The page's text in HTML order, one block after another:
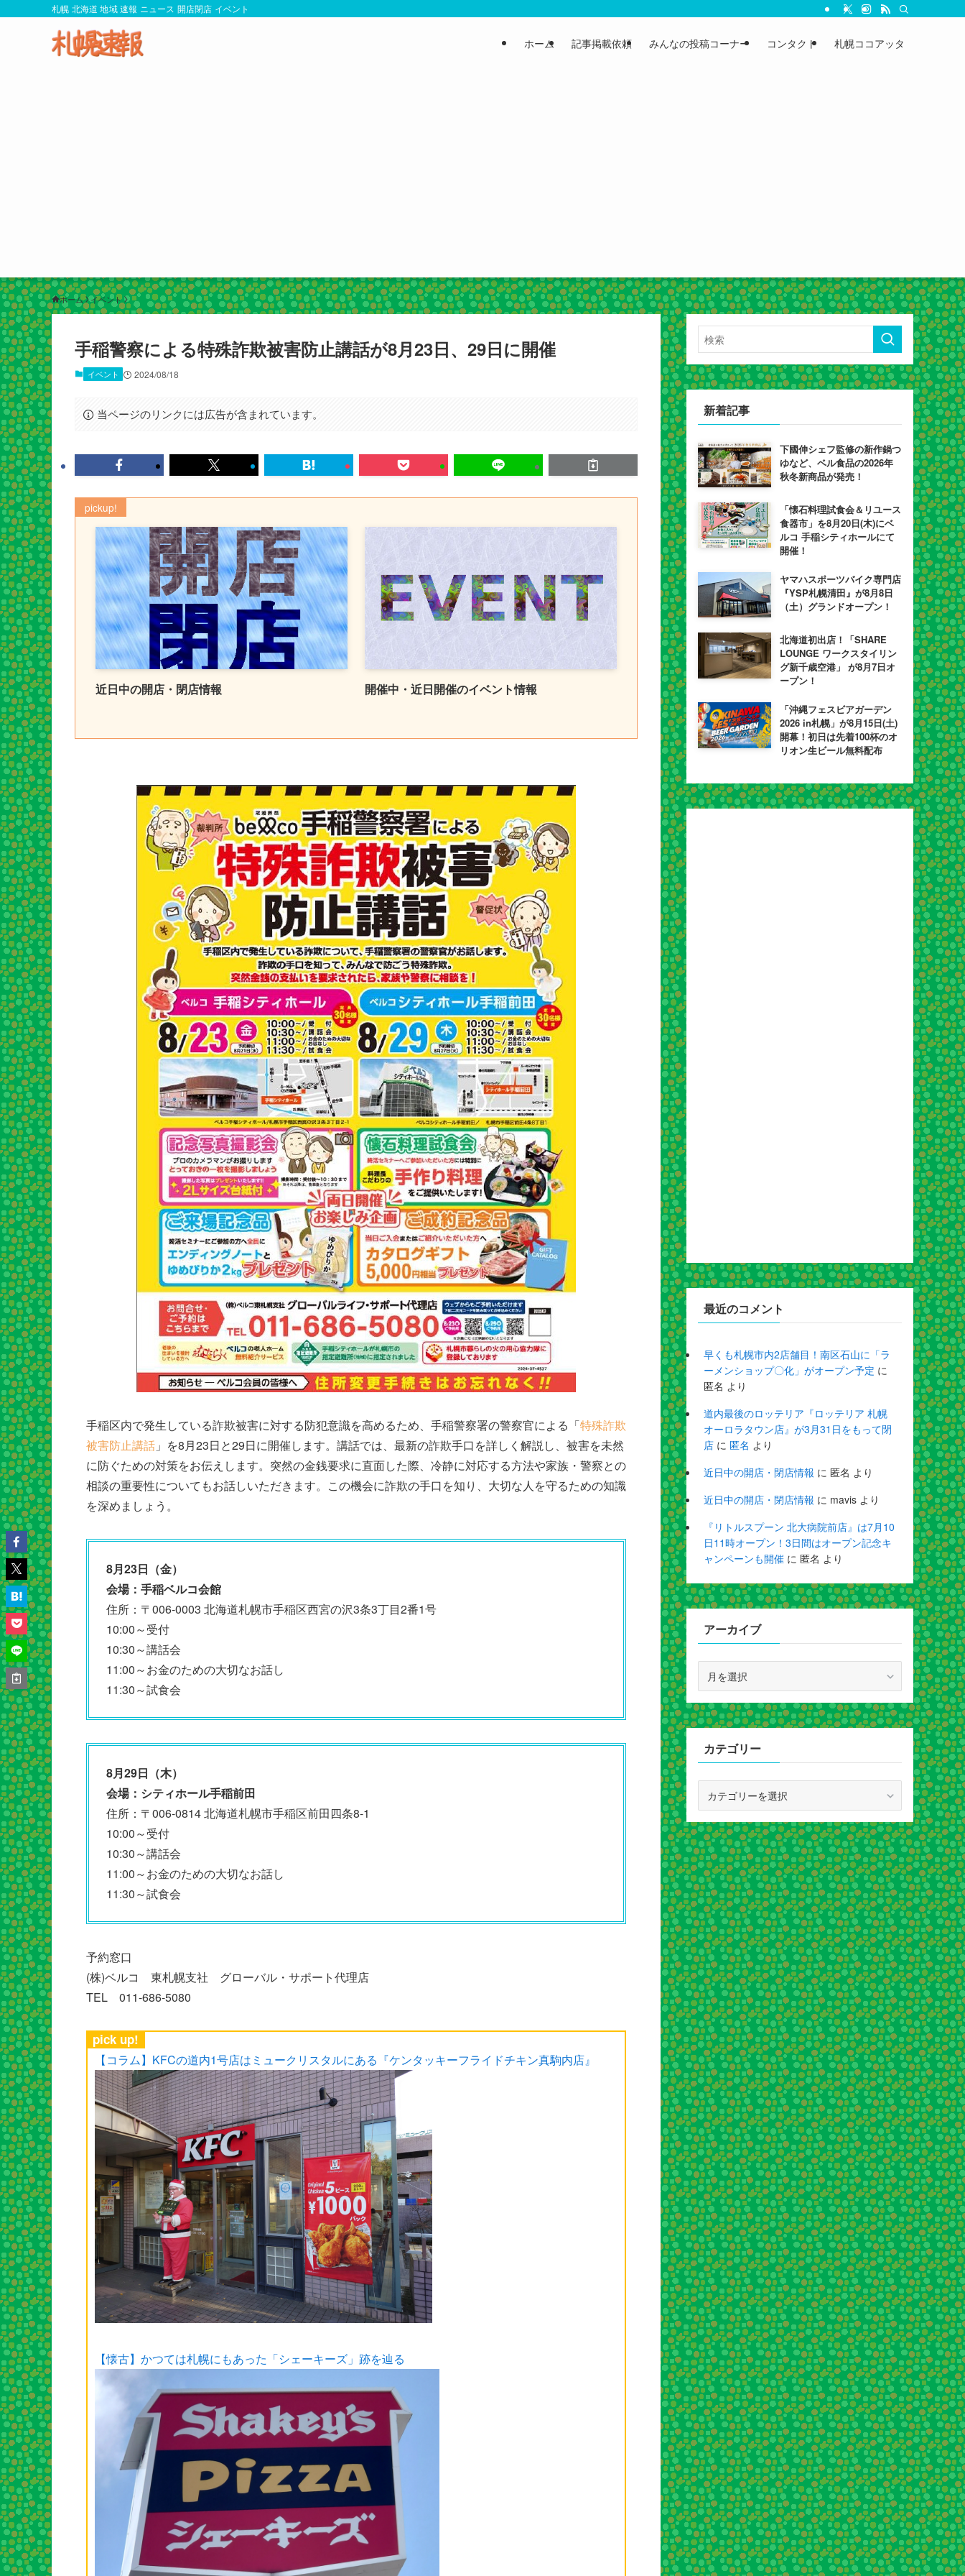
札幌 北海道 地域 速報 ニュース 開店閉店 イベント
ホーム 記事掲載依頼 みんなの投稿コーナー コンタクト 札幌ココアッタ
ホーム イベント
手稲警察による特殊詐欺被害防止講話が8月23日、29日に開催
イベント 2024/08/18
当ページのリンクには広告が含まれています。
pickup!
近日中の開店・閉店情報 開催中・近日開催のイベント情報
手稲区内で発生している詐欺被害に対する防犯意識を高めるため、手稲警察署の警察官による「特殊詐欺
被害防止講話 」を8月23日と29日に開催します。講話では、最新の詐欺手口を詳しく解説し、被害を未然
に防ぐための対策をお伝えします。突然の金銭要求に直面した際、冷静に対応する方法や家族・警察との
相談の重要性についてもお話しいただきます。この機会に詐欺の手口を知り、大切な人を守るための知識
を深めましょう。
8月23日（金）
会場：手稲ベルコ会館
住所：〒006-0003 北海道札幌市手稲区西宮の沢3条3丁目2番1号
10:00～受付
10:30～講話会
11:00～お金のための大切なお話し
11:30～試食会
8月29日（木）
会場：シティホール手稲前田
住所：〒006-0814 北海道札幌市手稲区前田四条8-1
10:00～受付
10:30～講話会
11:00～お金のための大切なお話し
11:30～試食会
予約窓口
(株)ベルコ 東札幌支社 グローバル・サポート代理店
TEL 011-686-5080
pick up!
【コラム】KFCの道内1号店はミュークリスタルにある『ケンタッキーフライドチキン真駒内店』
【懐古】かつては札幌にもあった「シェーキーズ」跡を辿る
新着記事
下國伸シェフ監修の新作鍋つ
ゆなど、ベル食品の2026年
秋冬新商品が発売！
「懐石料理試食会＆リユース
食器市」を8月20日(木)にベ
ルコ 手稲シティホールにて
開催！
ヤマハスポーツバイク専門店
『YSP札幌清田』が8月8日
（土）グランドオープン！
北海道初出店！「SHARE
LOUNGE ワークスタイリン
グ新千歳空港」 が8月7日オ
ープン！
「沖縄フェスビアガーデン
2026 in札幌」が8月15日(土)
開幕！初日は先着100杯のオ
リオン生ビール無料配布
最近のコメント
早くも札幌市内2店舗目！南区石山に「ラ
ーメンショップ〇化」がオープン予定 に
匿名 より
道内最後のロッテリア『ロッテリア 札幌
オーロラタウン店』が3月31日をもって閉
店 に 匿名 より
近日中の開店・閉店情報 に 匿名 より
近日中の開店・閉店情報 に mavis より
『リトルスプーン 北大病院前店』は7月10
日11時オープン！3日間はオープン記念キ
ャンペーンも開催 に 匿名 より
アーカイブ
カ
イ
ブ
カテゴリー
ゴ
リ
ー